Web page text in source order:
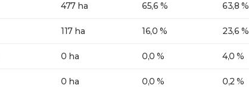
477 ha 65,6 % 63,8 %
117 ha 16,0 % 23,6 %
0 ha 0,0 % 4,0 %
0 ha 0,0 % 0,2 %